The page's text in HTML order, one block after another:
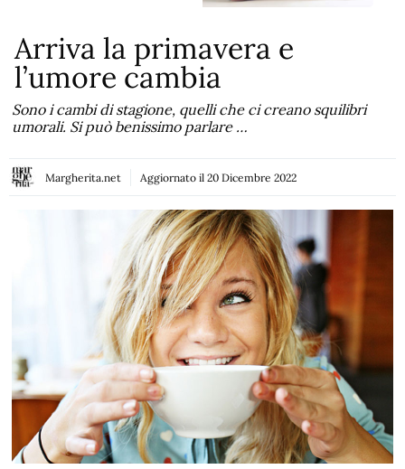
Arriva la primavera e
l’umore cambia
Sono i cambi di stagione, quelli che ci creano squilibri
umorali. Si può benissimo parlare …
Margherita.net Aggiornato il 20 Dicembre 2022